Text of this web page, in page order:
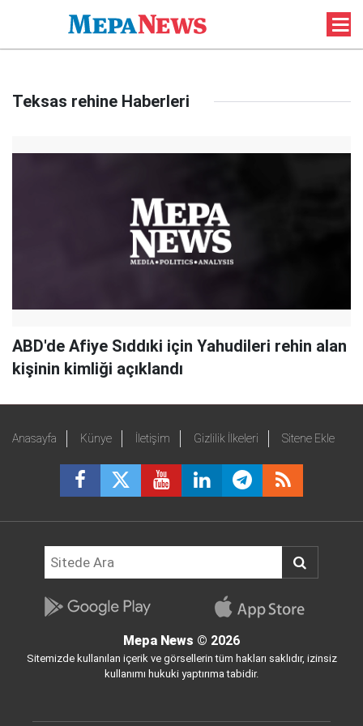
Teksas rehine Haberleri
ABD'de Afiye Sıddıki için Yahudileri rehin alan
kişinin kimliği açıklandı
Anasayfa Künye İletişim Gizlilik İlkeleri Sitene Ekle
Mepa News © 2026
Sitemizde kullanılan içerik ve görsellerin tüm hakları saklıdır, izinsiz
kullanımı hukuki yaptırıma tabidir.